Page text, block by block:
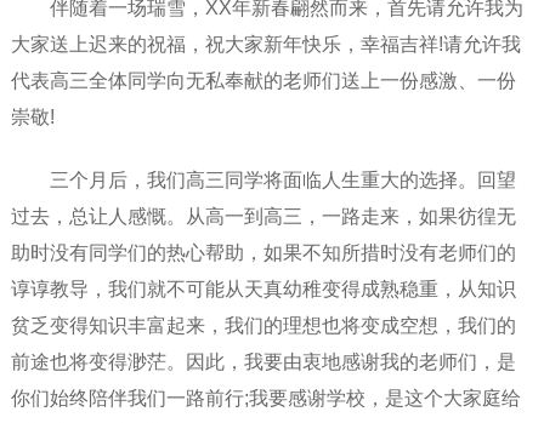
伴随着一场瑞雪，XX年新春翩然而来，首先请允许我为
大家送上迟来的祝福，祝大家新年快乐，幸福吉祥!请允许我
代表高三全体同学向无私奉献的老师们送上一份感激、一份
崇敬!
三个月后，我们高三同学将面临人生重大的选择。回望
过去，总让人感慨。从高一到高三，一路走来，如果彷徨无
助时没有同学们的热心帮助，如果不知所措时没有老师们的
谆谆教导，我们就不可能从天真幼稚变得成熟稳重，从知识
贫乏变得知识丰富起来，我们的理想也将变成空想，我们的
前途也将变得渺茫。因此，我要由衷地感谢我的老师们，是
你们始终陪伴我们一路前行;我要感谢学校，是这个大家庭给